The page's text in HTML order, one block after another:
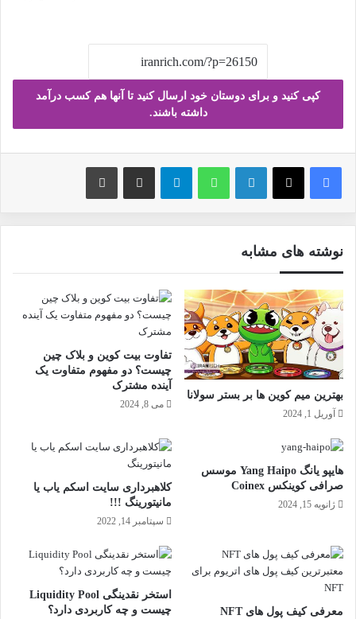
کپی کنید و برای دوستان خود ارسال کنید تا آنها هم کسب درآمد
داشته باشند.
فیس بوک X لینکدین واتس آپ تلگرام ارسال ایمیل چاپ
نوشته های مشابه
بهترین میم کوین ها بر بستر سولانا
آوریل 1, 2024
تفاوت بیت کوین و بلاک چین
چیست؟ دو مفهوم متفاوت یک
آینده مشترک
می 8, 2024
هایپو یانگ Yang Haipo موسس
صرافی کوینکس Coinex
ژانویه 15, 2024
کلاهبرداری سایت اسکم یاب یا
مانیتورینگ !!!
سپتامبر 14, 2022
معرفی کیف پول های NFT
استخر نقدینگی Liquidity Pool
چیست و چه کاربردی دارد؟